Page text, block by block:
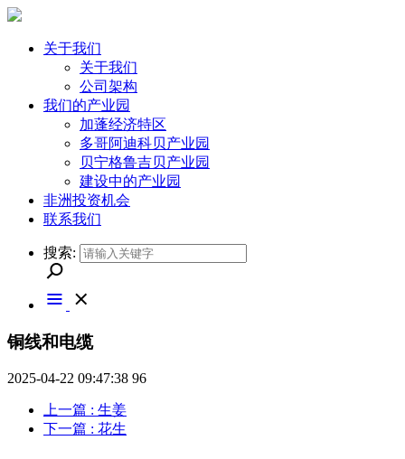
关于我们
关于我们
公司架构
我们的产业园
加蓬经济特区
多哥阿迪科贝产业园
贝宁格鲁吉贝产业园
建设中的产业园
非洲投资机会
联系我们
搜索:
铜线和电缆
2025-04-22 09:47:38 96
上一篇 : 生姜
下一篇 : 花生